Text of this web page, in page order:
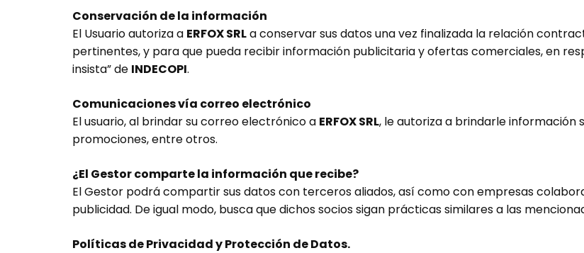
Conservación de la información
El Usuario autoriza a ERFOX SRLa conservar sus datos una vez finalizada la relación
pertinentes, y para que pueda recibir información publicitaria y ofertas comerciales, en
insista” de INDECOPI.
Comunicaciones vía correo electrónico
El usuario, al brindar su correo electrónico a ERFOX SRL, le autoriza a brindarle información
promociones, entre otros.
¿El Gestor comparte la información que recibe?
El Gestor podrá compartir sus datos con terceros aliados, así como con empresas
publicidad. De igual modo, busca que dichos socios sigan prácticas similares a las
Políticas de Privacidad y Protección de Datos.